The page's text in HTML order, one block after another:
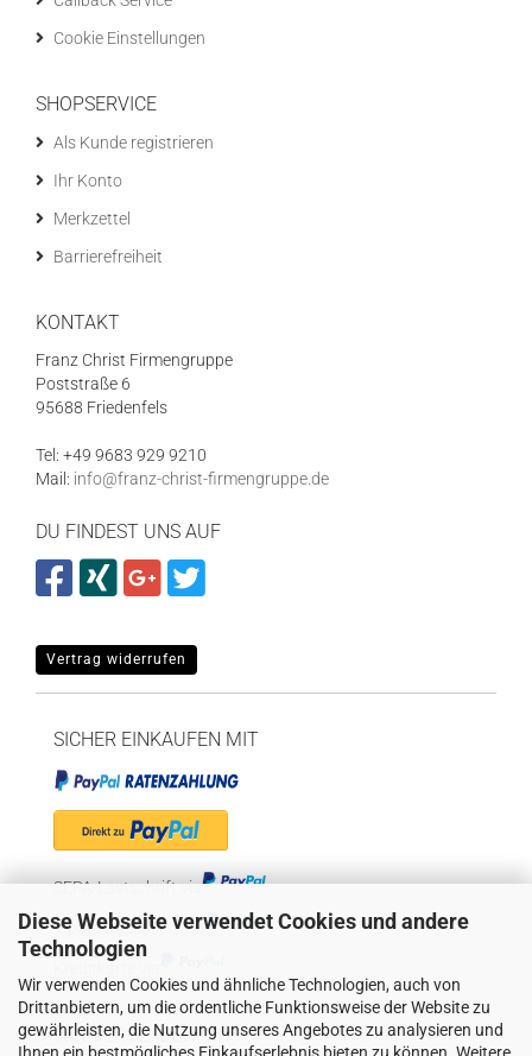
Diese Webseite verwendet Cookies und andere
Technologien
Wir verwenden Cookies und ähnliche Technologien, auch von
Drittanbietern, um die ordentliche Funktionsweise der Website zu
gewährleisten, die Nutzung unseres Angebotes zu analysieren und
Ihnen ein bestmögliches Einkaufserlebnis bieten zu können. Weitere
Cookie Einstellungen
SHOPSERVICE
Als Kunde registrieren
Ihr Konto
Merkzettel
Barrierefreiheit
KONTAKT
Franz Christ Firmengruppe
Poststraße 6
95688 Friedenfels
Tel: +49 9683 929 9210
Mail: info@franz-christ-firmengruppe.de
DU FINDEST UNS AUF
Vertrag widerrufen
SICHER EINKAUFEN MIT
SEPA-Lastschrift via
"Später bezahlen" via
WIR VERSENDEN MIT